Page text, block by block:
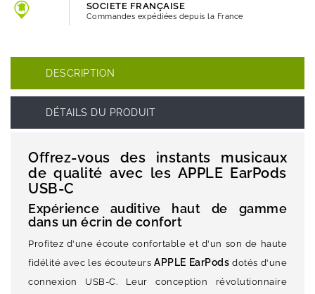
SOCIETE FRANÇAISE
Commandes expédiées depuis la France
DESCRIPTION
DÉTAILS DU PRODUIT
Offrez-vous des instants musicaux
de qualité avec les APPLE EarPods
USB-C
Expérience auditive haut de gamme
dans un écrin de confort
Profitez d'une écoute confortable et d'un son de haute
fidélité avec les écouteurs APPLE EarPods dotés d'une
connexion USB-C. Leur conception révolutionnaire